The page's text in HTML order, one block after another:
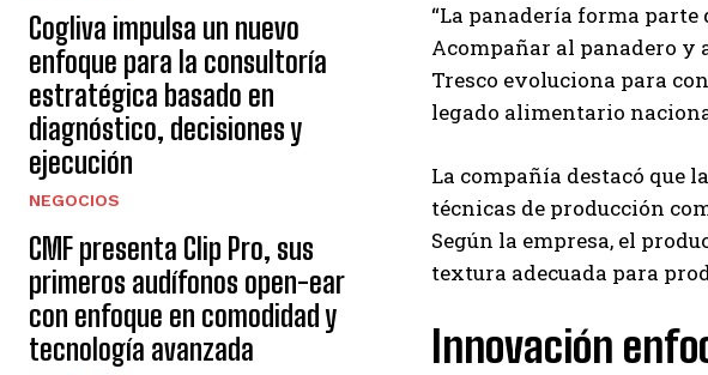
en
en el mercado. Su
comunidades
Cogliva impulsa un nuevo
enfoque para la consultoría
estratégica basado en
diagnóstico, decisiones y
ejecución
NEGOCIOS
CMF presenta Clip Pro, sus
primeros audífonos open-ear
con enfoque en comodidad y
tecnología avanzada
“La panadería forma parte
Acompañar al panadero y
Tresco evoluciona para
legado alimentario
La compañía destacó que
técnicas de producción
Según la empresa, el
textura adecuada para
Innovación